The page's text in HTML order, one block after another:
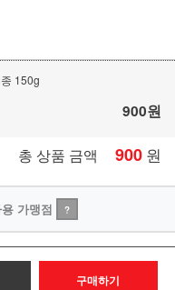
150g
900원
총 상품 금액 900 원
가맹점 ?
구매하기